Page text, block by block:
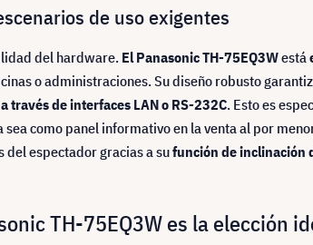
de uso exigentes
del hardware. El Panasonic TH-75EQ3Westá
o administraciones. Su diseño robusto
través de interfaces LAN o RS-232C. Esto es
como panel informativo en la venta al por
espectador gracias a sufunción de inclinación
TH-75EQ3W es la elección